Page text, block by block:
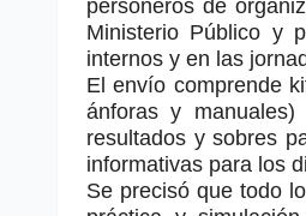
personeros de
Ministerio Público y
internos y en las
El envío comprende
ánforas y
resultados y sobres
informativas para los
Se precisó que todo